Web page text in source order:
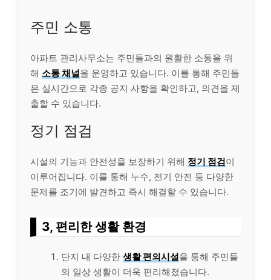
주민 소통
아파트 관리사무소는 주민들과의 원활한 소통을 위
해 소통 채널을 운영하고 있습니다. 이를 통해 주민들
은 실시간으로 각종 공지 사항을 확인하고, 의견을 제
출할 수 있습니다.
정기 점검
시설의 기능과 안전성을 보장하기 위해 정기 점검이
이루어집니다. 이를 통해 누수, 전기 안전 등 다양한
문제를 조기에 발견하고 즉시 해결할 수 있습니다.
3, 편리한 생활 환경
단지 내 다양한 생활 편의시설을 통해 주민들
의 일상 생활이 더욱 편리해졌습니다.